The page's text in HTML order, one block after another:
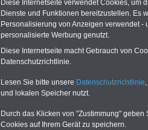
Diese Internetseite verwendet Cookies, um
Dienste und Funktionen bereitzustellen. Es
Personalisierung von Anzeigen verwendet
personalisierte Werbung genutzt.
Diese Internetseite macht Gebrauch von
Datenschutzrichtlinie.
Lesen Sie bitte unsere Datenschutzrichtlinie
und lokalen Speicher nutzt.
Durch das Klicken von "Zustimmung"
Cookies auf Ihrem Gerät zu speichern.